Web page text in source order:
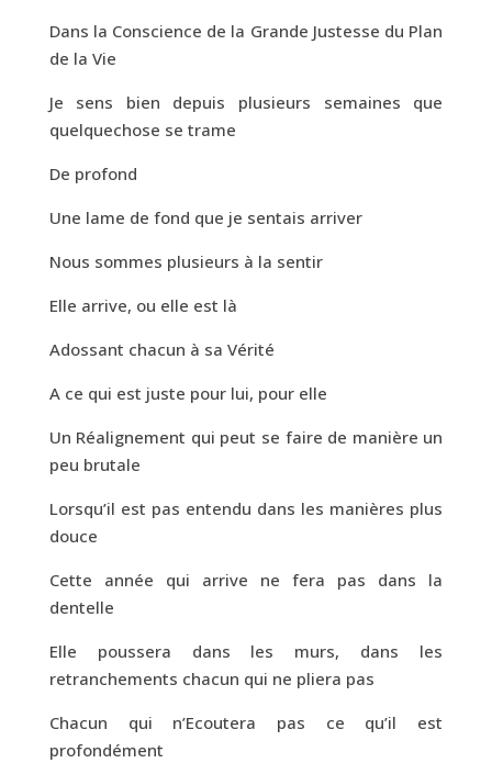
Dans la Conscience de la Grande Justesse du Plan
de la Vie
Je sens bien depuis plusieurs semaines que
quelquechose se trame
De profond
Une lame de fond que je sentais arriver
Nous sommes plusieurs à la sentir
Elle arrive, ou elle est là
Adossant chacun à sa Vérité
A ce qui est juste pour lui, pour elle
Un Réalignement qui peut se faire de manière un
peu brutale
Lorsqu’il est pas entendu dans les manières plus
douce
Cette année qui arrive ne fera pas dans la
dentelle
Elle poussera dans les murs, dans les
retranchements chacun qui ne pliera pas
Chacun qui n’Ecoutera pas ce qu’il est
profondément